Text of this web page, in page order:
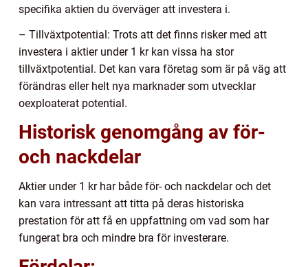
specifika aktien du överväger att investera i.
– Tillväxtpotential: Trots att det finns risker med att
investera i aktier under 1 kr kan vissa ha stor
tillväxtpotential. Det kan vara företag som är på väg att
förändras eller helt nya marknader som utvecklar
oexploaterat potential.
Historisk genomgång av för-
och nackdelar
Aktier under 1 kr har både för- och nackdelar och det
kan vara intressant att titta på deras historiska
prestation för att få en uppfattning om vad som har
fungerat bra och mindre bra för investerare.